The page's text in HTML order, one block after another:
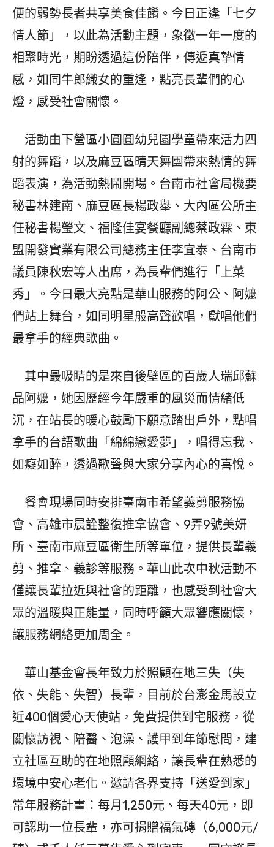
便的弱勢長者共享美食佳餚。今日正逢「七夕
情人節」，以此為活動主題，象徵一年一度的
相聚時光，期盼透過這份陪伴，傳遞真摯情
感，如同牛郎織女的重逢，點亮長輩們的心
燈，感受社會關懷。
活動由下營區小圓圓幼兒園學童帶來活力四
射的舞蹈，以及麻豆區晴天舞團帶來熱情的舞
蹈表演，為活動熱鬧開場。台南市社會局機要
秘書林建南、麻豆區長楊政舉、大內區公所主
任秘書楊瑩文、福隆佳宴餐廳副總蔡政霖、東
盟開發實業有限公司總務主任李宜泰、台南市
議員陳秋宏等人出席，為長輩們進行「上菜
秀」。今日最大亮點是華山服務的阿公、阿嬤
們站上舞台，如同明星般高聲歡唱，獻唱他們
最拿手的經典歌曲。
其中最吸睛的是來自後壁區的百歲人瑞邱蘇
品阿嬤，她因歷經今年嚴重的風災而情緒低
沉，在站長的暖心鼓勵下願意踏出戶外，點唱
拿手的台語歌曲「綿綿戀愛夢」，唱得忘我、
如癡如醉，透過歌聲與大家分享內心的喜悅。
餐會現場同時安排臺南市希望義剪服務協
會、高雄市晨詮整復推拿協會、9弄9號美妍
所、臺南市麻豆區衛生所等單位，提供長輩義
剪、推拿、義診等服務。華山此次中秋活動不
僅讓長輩拉近與社會的距離，也感受到社會大
眾的溫暖與正能量，同時呼籲大眾響應關懷，
讓服務網絡更加周全。
華山基金會長年致力於照顧在地三失（失
依、失能、失智）長輩，目前於台澎金馬設立
近400個愛心天使站，免費提供到宅服務，從
關懷訪視、陪醫、泡澡、護甲到年節慰問，建
立社區互助的在地照顧網絡，讓長輩在熟悉的
環境中安心老化。邀請各界支持「送愛到家」
常年服務計畫：每月1,250元、每天40元，即
可認助一位長輩，亦可捐贈福氣磚（6,000元/